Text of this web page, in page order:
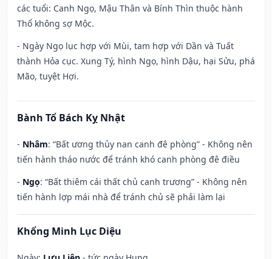
các tuổi: Canh Ngọ, Mậu Thân và Bính Thìn thuộc hành
Thổ không sợ Mộc.
- Ngày Ngọ lục hợp với Mùi, tam hợp với Dần và Tuất
thành Hỏa cục. Xung Tý, hình Ngọ, hình Dậu, hại Sửu, phá
Mão, tuyệt Hợi.
Bành Tổ Bách Kỵ Nhật
- Nhâm: “Bất ương thủy nan canh đê phòng” - Không nên
tiến hành tháo nước để tránh khó canh phòng đê điều
- Ngọ: “Bất thiêm cái thất chủ canh trương” - Không nên
tiến hành lợp mái nhà để tránh chủ sẽ phải làm lại
Khổng Minh Lục Diệu